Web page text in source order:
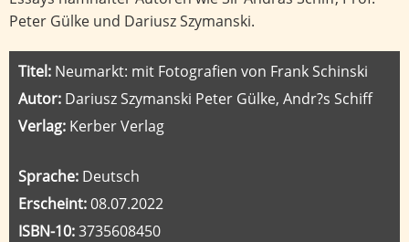
Peter Gülke und Dariusz Szymanski.
Titel: Neumarkt: mit Fotografien von Frank Schinski
Autor: Dariusz Szymanski Peter Gülke, Andr?s Schiff
Verlag: Kerber Verlag
Sprache: Deutsch
Erscheint:08.07.2022
ISBN-10:3735608450